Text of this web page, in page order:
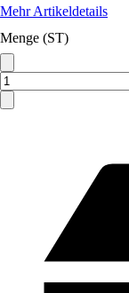
Mehr Artikeldetails
Menge (ST)